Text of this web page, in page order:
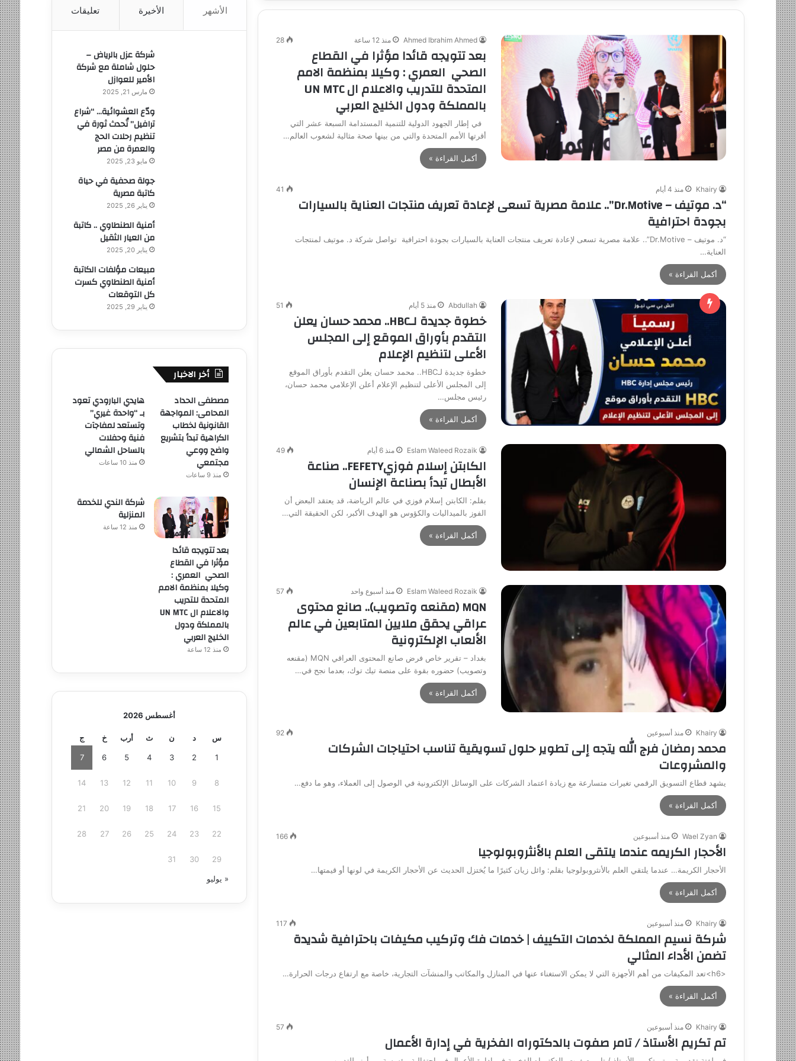
Ahmed Ibrahim Ahmed منذ 12 ساعة 28
بعد تتويجه قائدا مؤثرا في القطاع
الصحي العمري : وكيلا بمنظمة الامم
المتحدة للتدريب والاعلام ال UN MTC
بالمملكة ودول الخليج العربي
في إطار الجهود الدولية للتنمية المستدامة السبعة عشر التي
أقرتها الأمم المتحدة والتي من بينها صحة مثالية لشعوب العالم…
أكمل القراءة »
Khairy منذ 4 أيام 41
“د. موتيف – Dr.Motive”.. علامة مصرية تسعى لإعادة تعريف منتجات العناية بالسيارات
بجودة احترافية
“د. موتيف – Dr.Motive”.. علامة مصرية تسعى لإعادة تعريف منتجات العناية بالسيارات بجودة احترافية تواصل شركة د. موتيف لمنتجات
العناية…
أكمل القراءة »
Abdullah منذ 5 أيام 51
خطوة جديدة لـHBC.. محمد حسان يعلن
التقدم بأوراق الموقع إلى المجلس
الأعلى لتنظيم الإعلام
خطوة جديدة لـHBC.. محمد حسان يعلن التقدم بأوراق الموقع
إلى المجلس الأعلى لتنظيم الإعلام أعلن الإعلامي محمد حسان،
رئيس مجلس…
أكمل القراءة »
Eslam Waleed Rozaik منذ 6 أيام 49
الكابتن إسلام فوزيFEFETY.. صناعة
الأبطال تبدأ بصناعة الإنسان
بقلم: الكابتن إسلام فوزي في عالم الرياضة، قد يعتقد البعض أن
الفوز بالميداليات والكؤوس هو الهدف الأكبر، لكن الحقيقة التي…
أكمل القراءة »
Eslam Waleed Rozaik منذ أسبوع واحد 57
MQN (مقنعه وتصويب).. صانع محتوى
عراقي يحقق ملايين المتابعين في عالم
الألعاب الإلكترونية
بغداد – تقرير خاص فرض صانع المحتوى العراقي MQN (مقنعه
وتصويب) حضوره بقوة على منصة تيك توك، بعدما نجح في…
أكمل القراءة »
Khairy منذ أسبوعين 92
محمد رمضان فرج الله يتجه إلى تطوير حلول تسويقية تناسب احتياجات الشركات
والمشروعات
يشهد قطاع التسويق الرقمي تغيرات متسارعة مع زيادة اعتماد الشركات على الوسائل الإلكترونية في الوصول إلى العملاء، وهو ما دفع…
أكمل القراءة »
Wael Zyan منذ أسبوعين 166
الأحجار الكريمه عندما يلتقى العلم بالأنثروبولوجيا
الأحجار الكريمة… عندما يلتقي العلم بالأنثروبولوجيا بقلم: وائل زيان كثيرًا ما يُختزل الحديث عن الأحجار الكريمة في لونها أو قيمتها…
أكمل القراءة »
Khairy منذ أسبوعين 117
شركة نسيم المملكة لخدمات التكييف | خدمات فك وتركيب مكيفات باحترافية شديدة
تضمن الأداء المثالي
<h6>تعد المكيفات من أهم الأجهزة التي لا يمكن الاستغناء عنها في المنازل والمكاتب والمنشآت التجارية، خاصة مع ارتفاع درجات الحرارة…
أكمل القراءة »
Khairy منذ أسبوعين 57
تم تكريم الأستاذ / تامر صفوت بالدكتوراه الفخرية في إدارة الأعمال
الأشهر الأخيرة تعليقات
شركة عزل بالرياض –
حلول شاملة مع شركة
الأمير للعوازل
مارس 21, 2025
ودّع العشوائية… “شراع
ترافيل” تُحدث ثورة في
تنظيم رحلات الحج
والعمرة من مصر
مايو 23, 2025
جولة صحفية في حياة
كاتبة مصرية
يناير 26, 2025
أمنية الطنطاوي .. كاتبة
من العيار الثقيل
يناير 20, 2025
مبيعات مؤلفات الكاتبة
أمنية الطنطاوي كسرت
كل التوقعات
يناير 29, 2025
أخر الاخبار
مصطفى الحداد
المحامى: المواجهة
القانونية لخطاب
الكراهية تبدأ بتشريع
واضح ووعي
مجتمعي
منذ 9 ساعات
هايدي البارودي تعود
بـ “واحدة غيري”
وتستعد لمفاجآت
فنية وحفلات
بالساحل الشمالي
منذ 10 ساعات
بعد تتويجه قائدا
مؤثرا في القطاع
الصحي العمري :
وكيلا بمنظمة الامم
المتحدة للتدريب
والاعلام ال UN MTC
بالمملكة ودول
الخليج العربي
منذ 12 ساعة
شركة الندي للخدمة
المنزلية
منذ 12 ساعة
أغسطس 2026
س د ن ث أرب خ ج
1
2
3
4
5
6
7
8
9
10
11
12
13
14
15
16
17
18
19
20
21
22
23
24
25
26
27
28
29
30
31
« يوليو